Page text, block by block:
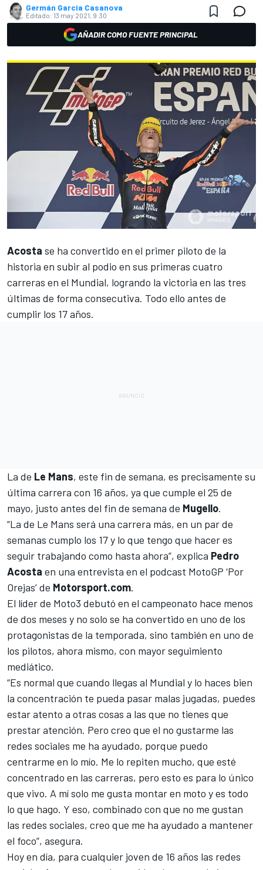
Germán Garcia Casanova
Editado: 13 may 2021, 9:30
AÑADIR COMO FUENTE PRINCIPAL
Acosta se ha convertido en el primer piloto de la
historia en subir al podio en sus primeras cuatro
carreras en el Mundial, logrando la victoria en las tres
últimas de forma consecutiva. Todo ello antes de
cumplir los 17 años.
La de Le Mans, este fin de semana, es precisamente su
última carrera con 16 años, ya que cumple el 25 de
mayo, justo antes del fin de semana de Mugello.
“La de Le Mans será una carrera más, en un par de
semanas cumplo los 17 y lo que tengo que hacer es
seguir trabajando como hasta ahora”, explica Pedro
Acosta en una entrevista en el podcast MotoGP ‘Por
Orejas’ de Motorsport.com.
El líder de Moto3 debutó en el campeonato hace menos
de dos meses y no solo se ha convertido en uno de los
protagonistas de la temporada, sino también en uno de
los pilotos, ahora mismo, con mayor seguimiento
mediático.
“Es normal que cuando llegas al Mundial y lo haces bien
la concentración te pueda pasar malas jugadas, puedes
estar atento a otras cosas a las que no tienes que
prestar atención. Pero creo que el no gustarme las
redes sociales me ha ayudado, porque puedo
centrarme en lo mío. Me lo repiten mucho, que esté
concentrado en las carreras, pero esto es para lo único
que vivo. A mí solo me gusta montar en moto y es todo
lo que hago. Y eso, combinado con que no me gustan
las redes sociales, creo que me ha ayudado a mantener
el foco”, asegura.
Hoy en día, para cualquier joven de 16 años las redes